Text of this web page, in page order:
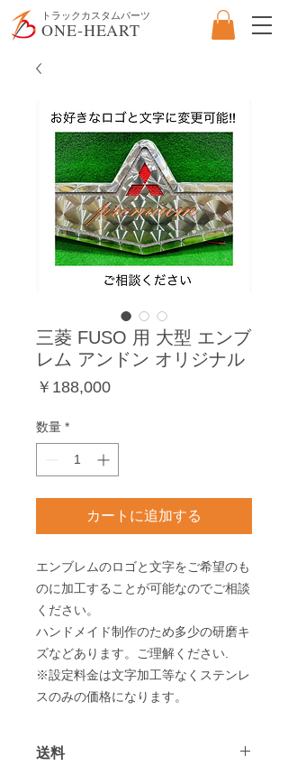
ONE-HEART
​トラックカスタムパーツ
三菱 FUSO 用 大型 エンブ
レム アンドン オリジナル
￥188,000価
数量 *
カートに追加する
エンブレムのロゴと文字をご希望のも
のに加工することが可能なのでご相談
ください。
ハンドメイド制作のため多少の研磨キ
ズなどあります。ご理解ください.
※設定料金は文字加工等なくステンレ
スのみの価格になります。
送料